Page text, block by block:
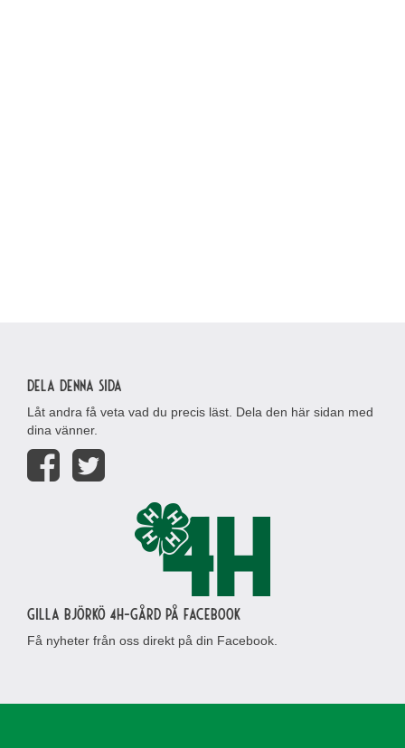
Dela denna sida
Låt andra få veta vad du precis läst. Dela den här sidan med
dina vänner.
Gilla Björkö 4H-gård på Facebook
Få nyheter från oss direkt på din Facebook.